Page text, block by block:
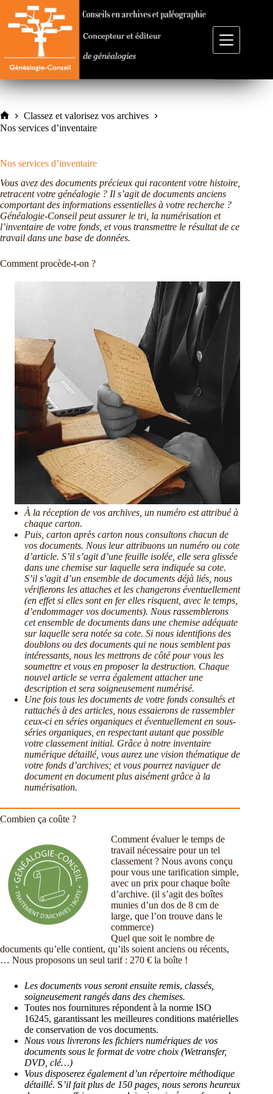
contenu
Accueil
Classez et valorisez vos archives
Nos services d’inventaire
Nos services d’inventaire
Vous avez des documents précieux qui racontent votre histoire,
retracent votre généalogie ? Il s’agit de documents anciens
comportant des informations essentielles à votre recherche ?
Généalogie-Conseil peut assurer le tri, la numérisation et
l’inventaire de votre fonds, et vous transmettre le résultat de ce
travail dans une base de données.
Comment procède-t-on ?
À la réception de vos archives, un numéro est attribué à
chaque carton.
Puis, carton après carton nous consultons chacun de
vos documents. Nous leur attribuons un numéro ou cote
d’article. S’il s’agit d’une feuille isolée, elle sera glissée
dans une chemise sur laquelle sera indiquée sa cote.
S’il s’agit d’un ensemble de documents déjà liés, nous
vérifierons les attaches et les changerons éventuellement
(en effet si elles sont en fer elles risquent, avec le temps,
d’endommager vos documents). Nous rassemblerons
cet ensemble de documents dans une chemise adéquate
sur laquelle sera notée sa cote. Si nous identifions des
doublons ou des documents qui ne nous semblent pas
intéressants, nous les mettrons de côté pour vous les
soumettre et vous en proposer la destruction. Chaque
nouvel article se verra également attacher une
description et sera soigneusement numérisé.
Une fois tous les documents de votre fonds consultés et
rattachés à des articles, nous essaierons de rassembler
ceux-ci en séries organiques et éventuellement en sous-
séries organiques, en respectant autant que possible
votre classement initial. Grâce à notre inventaire
numérique détaillé, vous aurez une vision thématique de
votre fonds d’archives; et vous pourrez naviguer de
document en document plus aisément grâce à la
numérisation.
Combien ça coûte ?
Comment évaluer le temps de
travail nécessaire pour un tel
classement ? Nous avons conçu
pour vous une tarification simple,
avec un prix pour chaque boîte
d’archive. (il s’agit des boîtes
munies d’un dos de 8 cm de
large, que l’on trouve dans le
commerce)
Quel que soit le nombre de
documents qu’elle contient, qu’ils soient anciens ou récents,
… Nous proposons un seul tarif : 270 € la boîte !
Les documents vous seront ensuite remis, classés,
soigneusement rangés dans des chemises.
Toutes nos fournitures répondent à la norme ISO
16245, garantissant les meilleures conditions matérielles
de conservation de vos documents.
Nous vous livrerons les fichiers numériques de vos
documents sous le format de votre choix (Wetransfer,
DVD, clé…)
Vous disposerez également d’un répertoire méthodique
détaillé. S’il fait plus de 150 pages, nous serons heureux